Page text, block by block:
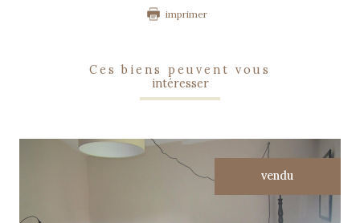
imprimer
ces biens peuvent vous
intéresser
vendu